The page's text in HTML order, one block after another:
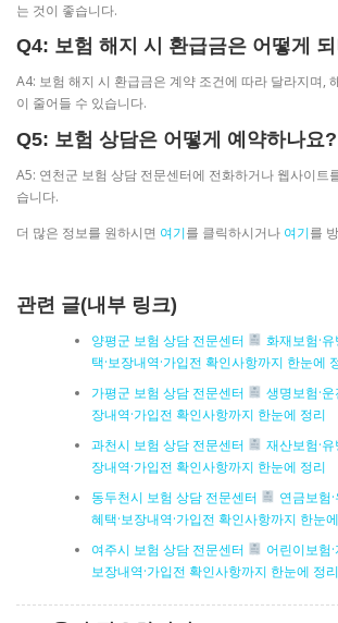
는 것이 좋습니다.
Q4: 보험 해지 시 환급금은 어떻게
A4: 보험 해지 시 환급금은 계약 조건에 따라 달라지며,
이 줄어들 수 있습니다.
Q5: 보험 상담은 어떻게 예약하나요?
A5: 연천군 보험 상담 전문센터에 전화하거나 웹사이트
습니다.
더 많은 정보를 원하시면 여기를 클릭하시거나 여기를
관련 글(내부 링크)
양평군 보험 상담 전문센터
화재보험·
택·보장내역·가입전 확인사항까지 한눈에
가평군 보험 상담 전문센터
생명보험·
장내역·가입전 확인사항까지 한눈에 정리
과천시 보험 상담 전문센터
재산보험·
장내역·가입전 확인사항까지 한눈에 정리
동두천시 보험 상담 전문센터
연금보험
혜택·보장내역·가입전 확인사항까지 한눈
여주시 보험 상담 전문센터
어린이보험
보장내역·가입전 확인사항까지 한눈에 정리